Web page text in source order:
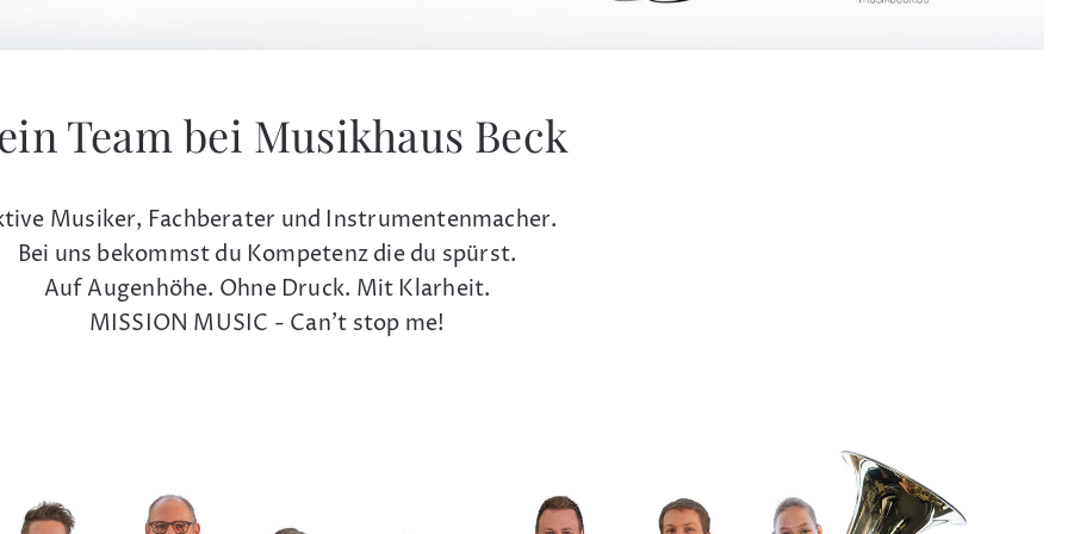
Team bei Musikhaus Beck
Musiker, Fachberater und Instrumentenmacher.
Bei uns bekommst du Kompetenz die du spürst.
Auf Augenhöhe. Ohne Druck. Mit Klarheit.
MISSION MUSIC - Can't stop me!